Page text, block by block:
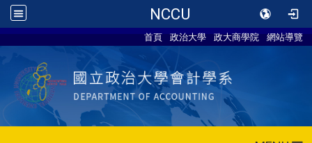
NCCU
首頁 政治大學 政大商學院 網站導覽